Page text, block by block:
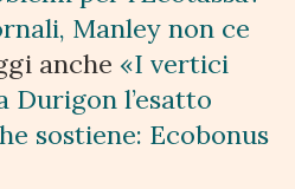
Manley non ce
anche «I vertici
Durigon l’esatto
sostiene: Ecobonus